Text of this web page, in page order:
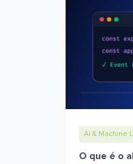
AI & Machine
O que é o